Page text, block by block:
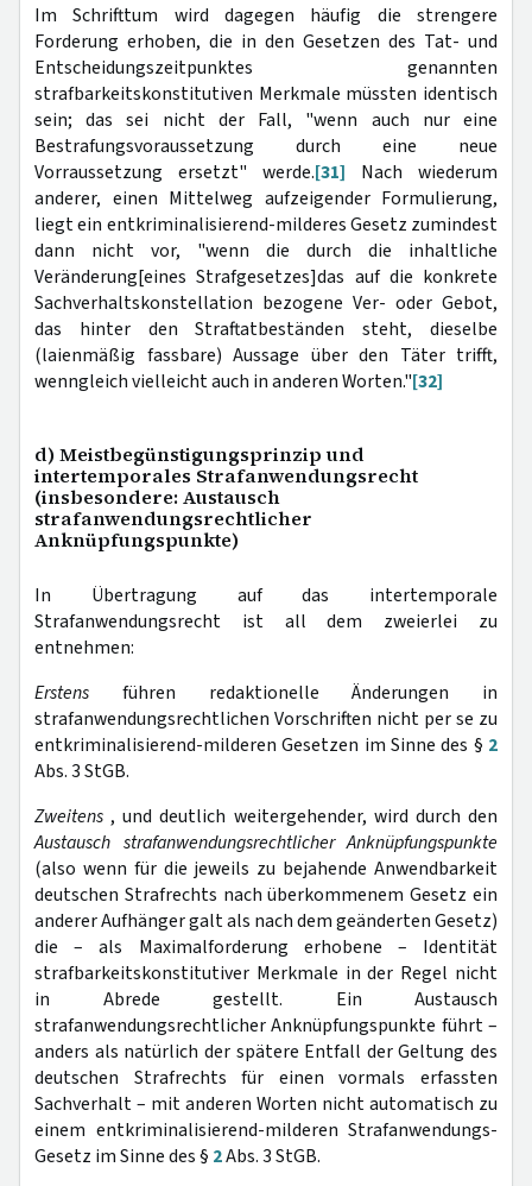
Im Schrifttum wird dagegen häufig die strengere
Forderung erhoben, die in den Gesetzen des Tat- und
Entscheidungszeitpunktes genannten
strafbarkeitskonstitutiven Merkmale müssten identisch
sein; das sei nicht der Fall, "wenn auch nur eine
Bestrafungsvoraussetzung durch eine neue
Vorraussetzung ersetzt" werde.[31] Nach wiederum
anderer, einen Mittelweg aufzeigender Formulierung,
liegt ein entkriminalisierend-milderes Gesetz zumindest
dann nicht vor, "wenn die durch die inhaltliche
Veränderung[eines Strafgesetzes]das auf die konkrete
Sachverhaltskonstellation bezogene Ver- oder Gebot,
das hinter den Straftatbeständen steht, dieselbe
(laienmäßig fassbare) Aussage über den Täter trifft,
wenngleich vielleicht auch in anderen Worten."[32]
d) Meistbegünstigungsprinzip und
intertemporales Strafanwendungsrecht
(insbesondere: Austausch
strafanwendungsrechtlicher
Anknüpfungspunkte)
In Übertragung auf das intertemporale
Strafanwendungsrecht ist all dem zweierlei zu
entnehmen:
Erstens führen redaktionelle Änderungen in
strafanwendungsrechtlichen Vorschriften nicht per se zu
entkriminalisierend-milderen Gesetzen im Sinne des § 2
Abs. 3 StGB.
Zweitens , und deutlich weitergehender, wird durch den
Austausch strafanwendungsrechtlicher Anknüpfungspunkte
(also wenn für die jeweils zu bejahende Anwendbarkeit
deutschen Strafrechts nach überkommenem Gesetz ein
anderer Aufhänger galt als nach dem geänderten Gesetz)
die – als Maximalforderung erhobene – Identität
strafbarkeitskonstitutiver Merkmale in der Regel nicht
in Abrede gestellt. Ein Austausch
strafanwendungsrechtlicher Anknüpfungspunkte führt –
anders als natürlich der spätere Entfall der Geltung des
deutschen Strafrechts für einen vormals erfassten
Sachverhalt – mit anderen Worten nicht automatisch zu
einem entkriminalisierend-milderen Strafanwendungs-
Gesetz im Sinne des § 2Abs. 3 StGB.